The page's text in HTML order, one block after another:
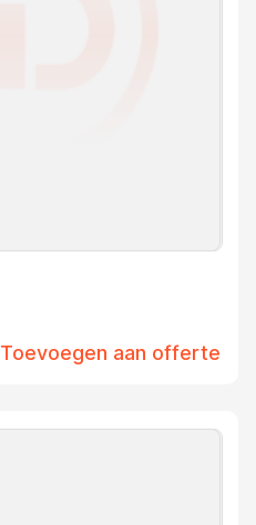
Toevoegen aan offerte